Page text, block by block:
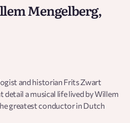
Mengelberg,
and historian Frits Zwart
detail a musical life lived by Willem
greatest conductor in Dutch